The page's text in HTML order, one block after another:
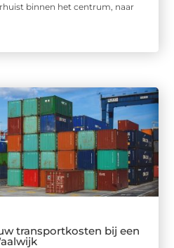
binnen het centrum, naar
transportkosten bij een